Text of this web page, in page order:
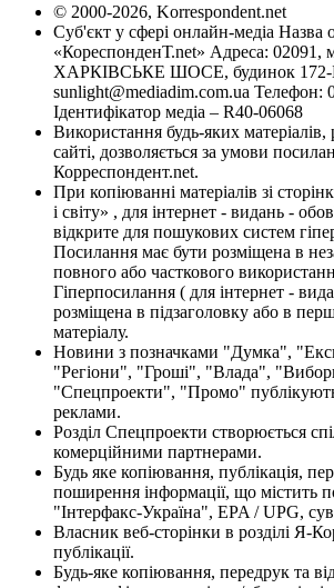
© 2000-2026, Korrespondent.net
Суб'єкт у сфері онлайн-медіа Назва
«КореспонденТ.net» Адреса: 02091,
ХАРКІВСЬКЕ ШОСЕ, будинок 172-
sunlight@mediadim.com.ua Телефон:
Ідентифікатор медіа – R40-06068
Використання будь-яких
сайті, дозволяється за умови
Корреспондент.net.
При копіюванні матеріалів зі
і світу» , для інтернет - видань -
відкрите для пошукових систем
Посилання має бути розміщена в
повного або часткового
Гіперпосилання ( для інтернет -
розміщена в підзаголовку або в
матеріалу.
Новини з позначками "Думка",
"Регіони", "Гроші", "Влада",
"Спецпроекти", "Промо"
реклами.
Розділ Спецпроекти створюється
комерційними партнерами.
Будь яке копіювання, публікація,
поширення інформації, що містить
"Інтерфакс-Україна", EPA / UPG,
Власник веб-сторінки в розділі Я-
публікації.
Будь-яке копіювання, передрук та